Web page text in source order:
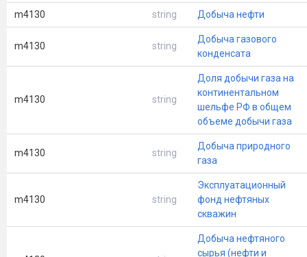
m4130 string Добыча нефти
m4130 string
Добыча газового
конденсата
m4130 string
Доля добычи газа на
континентальном
шельфе РФ в общем
объеме добычи газа
m4130 string
Добыча природного
газа
m4130 string
Эксплуатационный
фонд нефтяных
скважин
Добыча нефтяного
сырья (нефти и